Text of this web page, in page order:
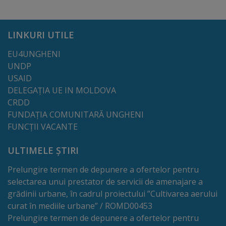
Alegeri
Aleg.
2025
Aleg.
prez.
2024/Referend.
Alegeri
generale
locale
LINKURI UTILE
EU4UNGHENI
UNDP
USAID
DELEGAȚIA UE IN MOLDOVA
CRDD
FUNDAȚIA COMUNITARĂ UNGHENI
FUNCȚII VACANTE
ULTIMELE ȘTIRI
Prelungire termen de depunere a ofertelor pentru
selectarea unui prestator de servicii de amenajare a
grădinii urbane, în cadrul proiectului ”Cultivarea aerului
curat în mediile urbane” / ROMD00453
Prelungire termen de depunere a ofertelor pentru